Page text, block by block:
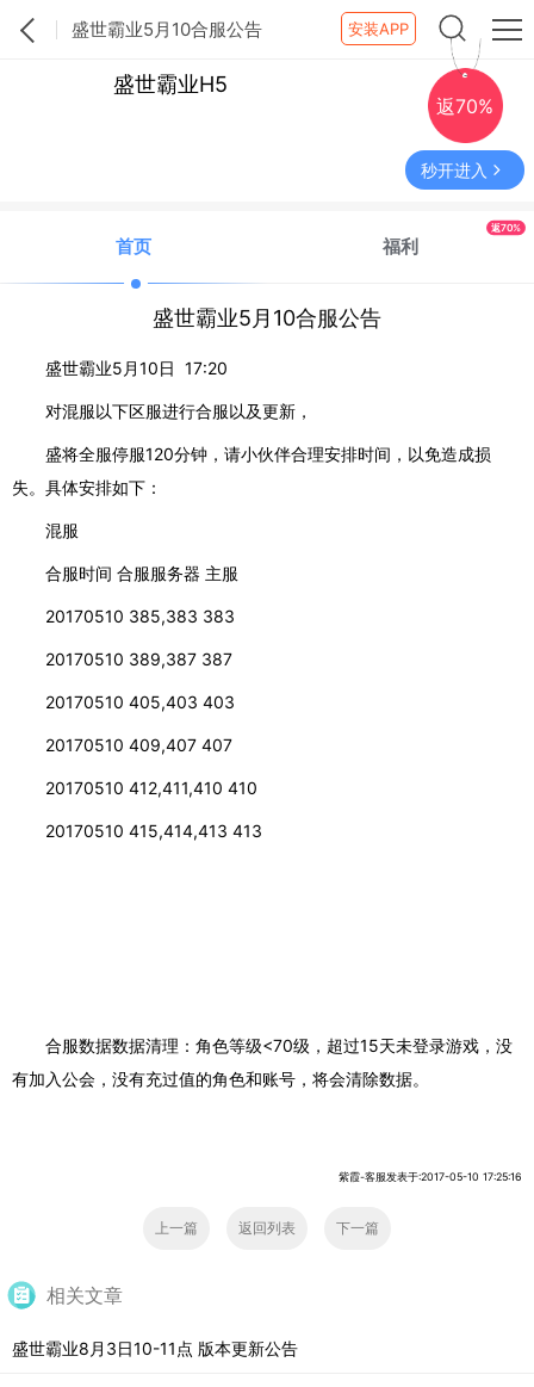
盛世霸业5月10合服公告 安装APP
盛世霸业H5
返70%
秒开进入
首页 福利
返70%
盛世霸业5月10合服公告
盛世霸业5月10日 17:20
对混服以下区服进行合服以及更新，
盛将全服停服120分钟，请小伙伴合理安排时间，以免造成损
失。具体安排如下：
混服
合服时间 合服服务器 主服
20170510 385,383 383
20170510 389,387 387
20170510 405,403 403
20170510 409,407 407
20170510 412,411,410 410
20170510 415,414,413 413
合服数据数据清理：角色等级<70级，超过15天未登录游戏，没
有加入公会，没有充过值的角色和账号，将会清除数据。
紫霞-客服发表于:2017-05-10 17:25:16
上一篇 返回列表 下一篇
相关文章
盛世霸业8月3日10-11点 版本更新公告